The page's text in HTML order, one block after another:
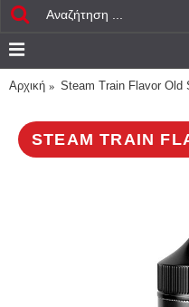
Αρχική Steam Train Flavor Old